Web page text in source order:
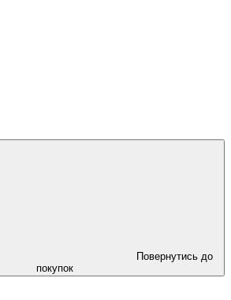
Повернутись до
покупок